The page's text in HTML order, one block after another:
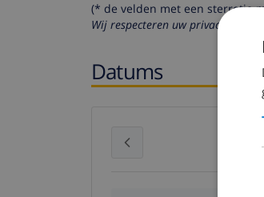
(* de velden met een sterretje
Wij respecteren uw privacy. Uw
Datums
juli